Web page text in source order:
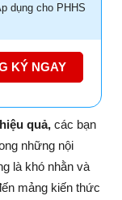
dụng cho PHHS
KÝ NGAY
quả, các bạn
những nội
là khó nhằn và
mảng kiến thức